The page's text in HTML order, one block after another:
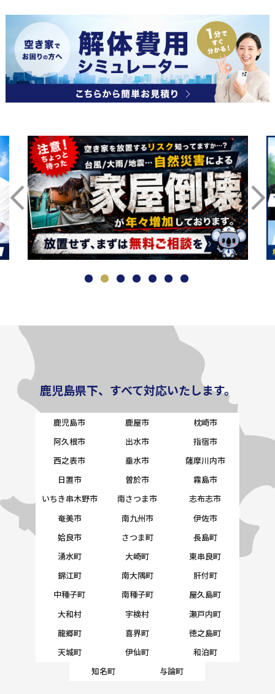
鹿児島県下、すべて対応いたします。
鹿児島市 鹿屋市
枕崎市
阿久根市
出水市
指宿市
西之表市
垂水市
薩摩川内市
日置市
曽於市
霧島市
いちき串木野市
南さつま市
志布志市
奄美市
南九州市
伊佐市
姶良市
さつま町
長島町
湧水町
大崎町
東串良町
錦江町
南大隅町
肝付町
中種子町
南種子町
屋久島町
大和村
宇検村
瀬戸内町
龍郷町
喜界町
徳之島町
天城町
伊仙町
和泊町
知名町
与論町